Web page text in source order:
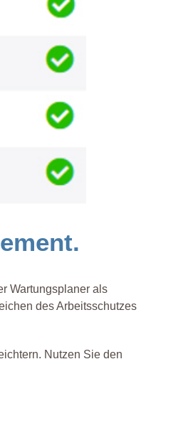
Wartungsplaner als
des Arbeitsschutzes
Nutzen Sie den